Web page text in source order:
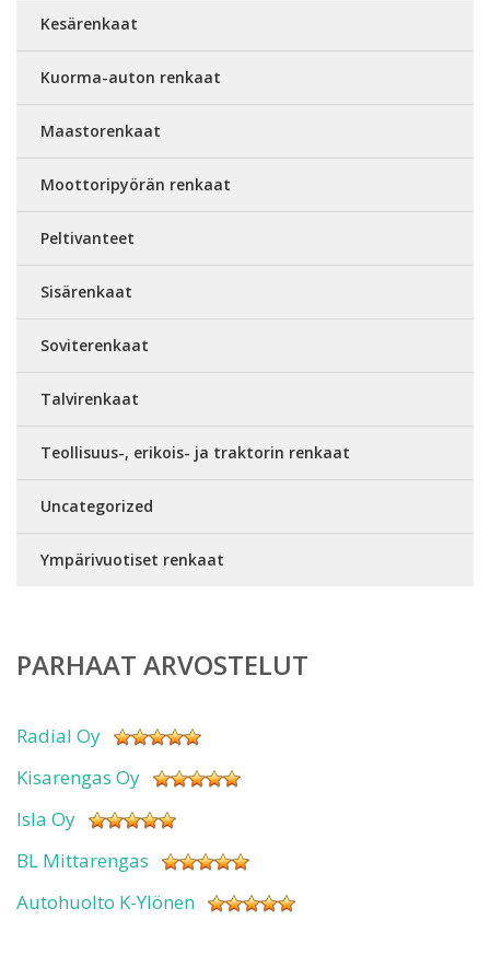
Kesärenkaat
Kuorma-auton renkaat
Maastorenkaat
Moottoripyörän renkaat
Peltivanteet
Sisärenkaat
Soviterenkaat
Talvirenkaat
Teollisuus-, erikois- ja traktorin renkaat
Uncategorized
Ympärivuotiset renkaat
PARHAAT ARVOSTELUT
Radial Oy
Kisarengas Oy
Isla Oy
BL Mittarengas
Autohuolto K-Ylönen